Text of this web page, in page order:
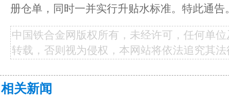
册仓单，同时一并实行升贴水标准。 特此通告
中国铁合金网版权所有，未经许可，任何单
转载，否则视为侵权，本网站将依法追究其
相关新闻